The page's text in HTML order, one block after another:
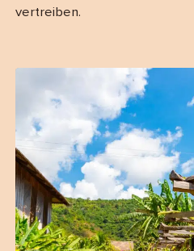
vertreiben.